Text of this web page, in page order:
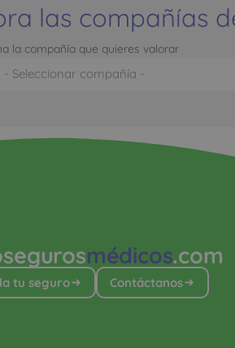
las compañías
la compañía que quieres valorar
médicos.com
tu seguro Contáctanos